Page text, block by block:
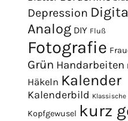
Depression
Analog DIY Fluß
Fotografie
Grün Handarbeiten
Häkeln Kalender
Kalenderbild Klassische
Kopfgewusel kurz